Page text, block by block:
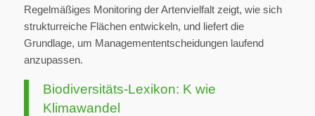
Regelmäßiges Monitoring der Artenvielfalt zeigt, wie sich
strukturreiche Flächen entwickeln, und liefert die
Grundlage, um Managemententscheidungen laufend
anzupassen.
Biodiversitäts-Lexikon: K wie
Klimawandel